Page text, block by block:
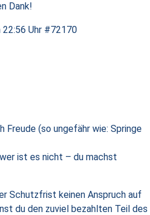
Dank!
Uhr #72170
Freude (so ungefähr wie: Springe
ist es nicht – du machst
Schutzfrist keinen Anspruch auf
du den zuviel bezahlten Teil des